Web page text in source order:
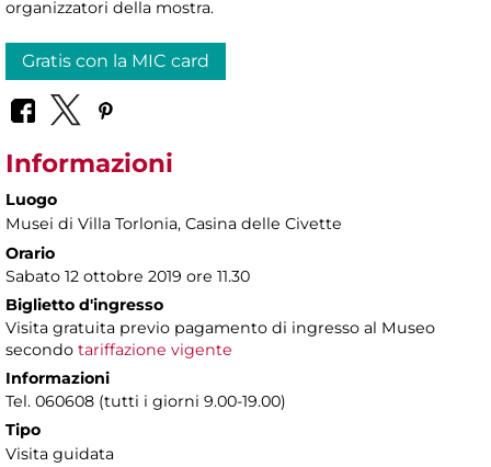
organizzatori della mostra.
Gratis con la MIC card
Informazioni
Luogo
Musei di Villa Torlonia, Casina delle Civette
Orario
Sabato 12 ottobre 2019 ore 11.30
Biglietto d'ingresso
Visita gratuita previo pagamento di ingresso al Museo
secondo tariffazione vigente
Informazioni
Tel. 060608 (tutti i giorni 9.00-19.00)
Tipo
Visita guidata